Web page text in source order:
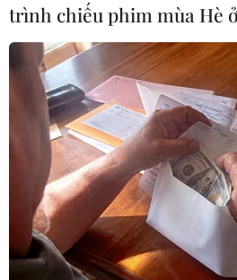
TIN LIÊN QUAN
trình chiếu phim mùa Hè